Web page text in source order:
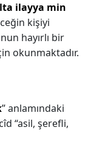
ilayya min
kişiyi
hayırlı bir
okunmaktadır.
” anlamındaki
“asil, şerefli,